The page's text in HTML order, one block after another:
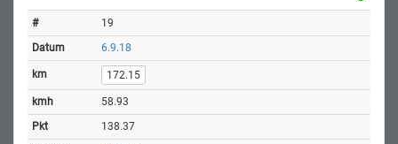
19
6.9.18
172.15
58.93
138.37